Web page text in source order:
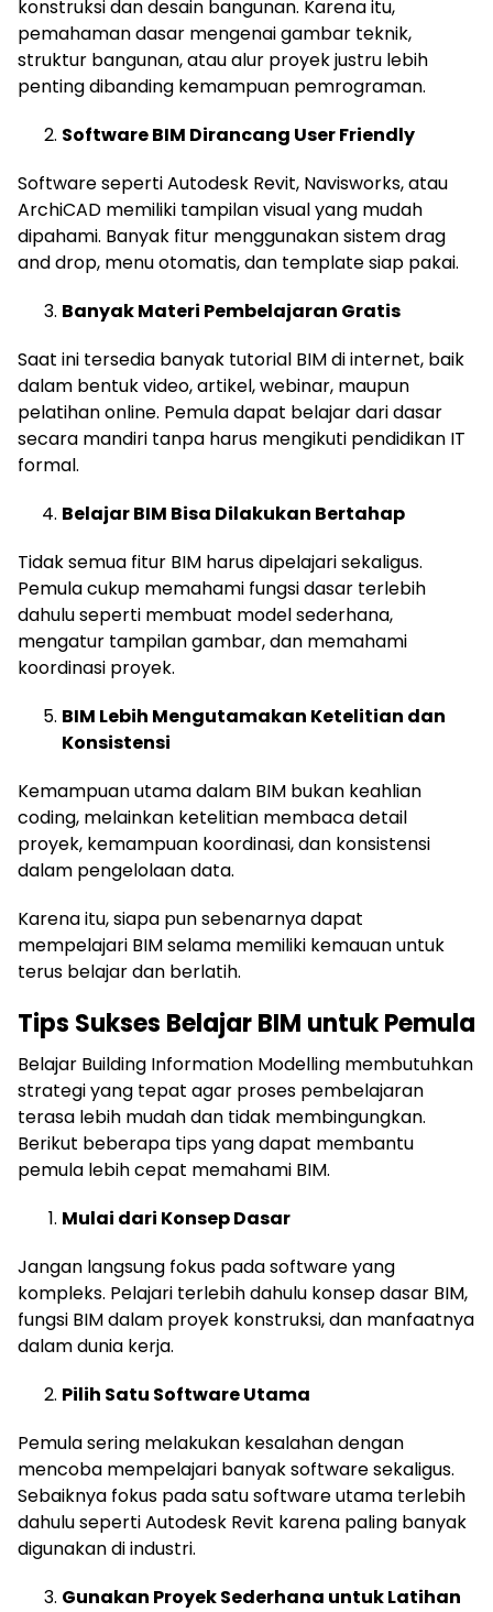
konstruksi dan desain bangunan. Karena itu,
pemahaman dasar mengenai gambar teknik,
struktur bangunan, atau alur proyek justru lebih
penting dibanding kemampuan pemrograman.
Software BIM Dirancang User Friendly
Software seperti Autodesk Revit, Navisworks, atau
ArchiCAD memiliki tampilan visual yang mudah
dipahami. Banyak fitur menggunakan sistem drag
and drop, menu otomatis, dan template siap pakai.
Banyak Materi Pembelajaran Gratis
Saat ini tersedia banyak tutorial BIM di internet, baik
dalam bentuk video, artikel, webinar, maupun
pelatihan online. Pemula dapat belajar dari dasar
secara mandiri tanpa harus mengikuti pendidikan IT
formal.
Belajar BIM Bisa Dilakukan Bertahap
Tidak semua fitur BIM harus dipelajari sekaligus.
Pemula cukup memahami fungsi dasar terlebih
dahulu seperti membuat model sederhana,
mengatur tampilan gambar, dan memahami
koordinasi proyek.
BIM Lebih Mengutamakan Ketelitian dan
Konsistensi
Kemampuan utama dalam BIM bukan keahlian
coding, melainkan ketelitian membaca detail
proyek, kemampuan koordinasi, dan konsistensi
dalam pengelolaan data.
Karena itu, siapa pun sebenarnya dapat
mempelajari BIM selama memiliki kemauan untuk
terus belajar dan berlatih.
Tips Sukses Belajar BIM untuk Pemula
Belajar Building Information Modelling membutuhkan
strategi yang tepat agar proses pembelajaran
terasa lebih mudah dan tidak membingungkan.
Berikut beberapa tips yang dapat membantu
pemula lebih cepat memahami BIM.
Mulai dari Konsep Dasar
Jangan langsung fokus pada software yang
kompleks. Pelajari terlebih dahulu konsep dasar BIM,
fungsi BIM dalam proyek konstruksi, dan manfaatnya
dalam dunia kerja.
Pilih Satu Software Utama
Pemula sering melakukan kesalahan dengan
mencoba mempelajari banyak software sekaligus.
Sebaiknya fokus pada satu software utama terlebih
dahulu seperti Autodesk Revit karena paling banyak
digunakan di industri.
Gunakan Proyek Sederhana untuk Latihan